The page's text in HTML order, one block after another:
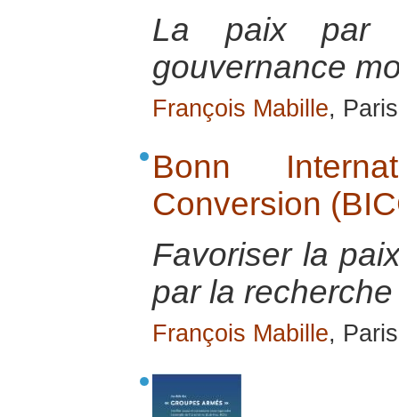
La paix par
gouvernance
François Mabille,
Bonn
Conversion
Favoriser la
par la
François Mabille,